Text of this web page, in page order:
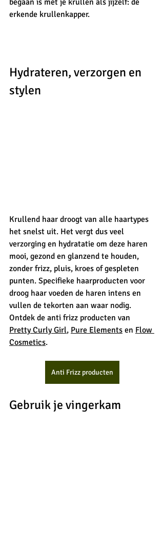
begaan is met je krullen als jijzelf: de
erkende krullenkapper.
Hydrateren, verzorgen en
stylen
Krullend haar droogt van alle haartypes
het snelst uit. Het vergt dus veel
verzorging en hydratatie om deze haren
mooi, gezond en glanzend te houden,
zonder frizz, pluis, kroes of gespleten
punten. Specifieke haarproducten voor
droog haar voeden de haren intens en
vullen de tekorten aan waar nodig.
Ontdek de anti frizz producten van
Pretty Curly Girl, Pure Elements en Flow
Cosmetics.
Anti Frizz producten
Gebruik je vingerkam